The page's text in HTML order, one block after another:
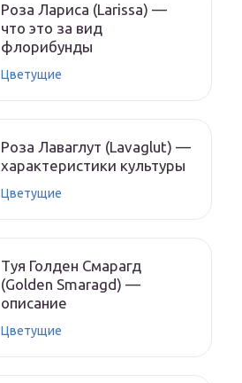
Роза Лариса (Larissa) —
что это за вид
флорибунды
Цветущие
Роза Лаваглут (Lavaglut) —
характеристики культуры
Цветущие
Туя Голден Смарагд
(Golden Smaragd) —
описание
Цветущие